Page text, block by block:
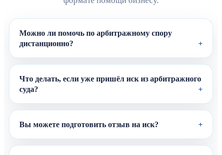
Можно ли помочь по арбитражному спору
дистанционно?
Что делать, если уже пришёл иск из арбитражного
суда?
Вы можете подготовить отзыв на иск?